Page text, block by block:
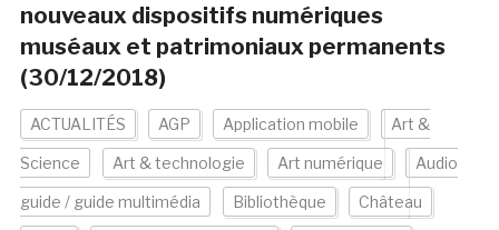
nouveaux dispositifs numériques
muséaux et patrimoniaux permanents
(30/12/2018)
ACTUALITÉS AGP Application mobile Art &
Science Art & technologie Art numérique Audio
guide / guide multimédia Bibliothèque Château